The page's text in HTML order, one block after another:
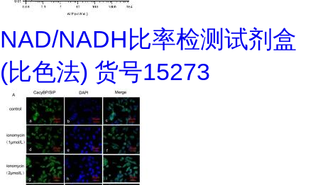
NAD/NADH比率检测试剂盒
(比色法) 货号15273